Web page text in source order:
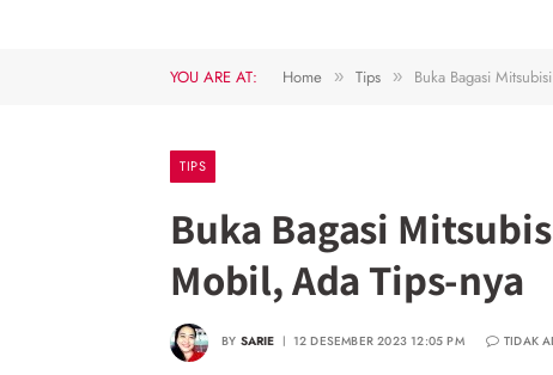
YOU ARE AT: Home » Tips » Buka Bagasi
TIPS
Buka Bagasi
Mobil, Ada Tips-nya
BY SARIE 12 DESEMBER 2023 12:05 PM TIDAK